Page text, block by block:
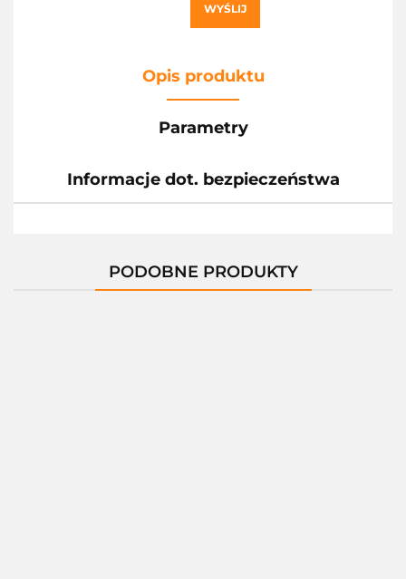
WYŚLIJ
Opis produktu
Parametry
Informacje dot. bezpieczeństwa
PODOBNE PRODUKTY